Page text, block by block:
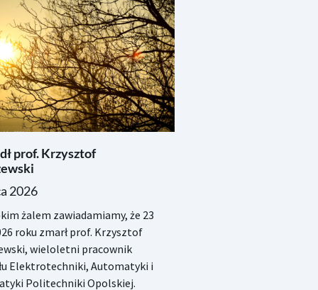
prof. Krzysztof
2026
żalem zawiadamiamy, że 23
roku zmarł prof. Krzysztof
wieloletni pracownik
Elektrotechniki, Automatyki i
Politechniki Opolskiej.